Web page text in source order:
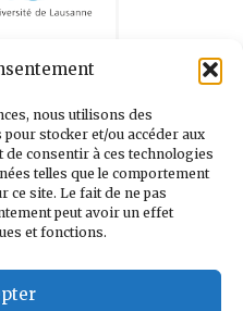
nous utilisons des
stocker et/ou accéder aux
consentir à ces technologies
telles que le comportement
ce site. Le fait de ne pas
peut avoir un effet
et fonctions.